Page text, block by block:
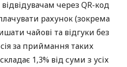
через QR-код
рахунок (зокрема
чайові та відгуки без
за приймання таких
1,3% від суми з усіх